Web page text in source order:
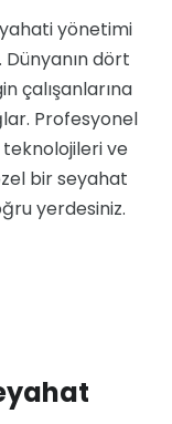
yönetimi
dört
çalışanlarına
Profesyonel
ve
bir seyahat
yerdesiniz.